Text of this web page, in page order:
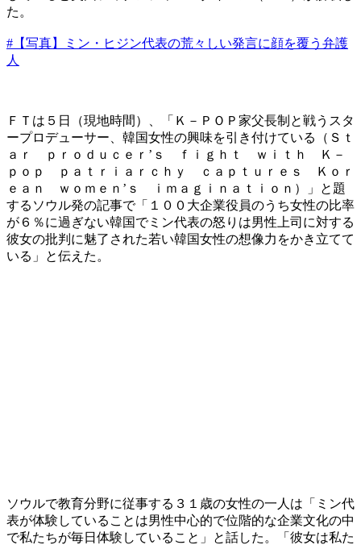
た。
#【写真】ミン・ヒジン代表の荒々しい発言に顔を覆う弁護
人
ＦＴは５日（現地時間）、「Ｋ－ＰＯＰ家父長制と戦うスタ
ープロデューサー、韓国女性の興味を引き付けている（Ｓｔ
ａｒ ｐｒｏｄｕｃｅｒ’ｓ ｆｉｇｈｔ ｗｉｔｈ Ｋ－
ｐｏｐ ｐａｔｒｉａｒｃｈｙ ｃａｐｔｕｒｅｓ Ｋｏｒ
ｅａｎ ｗｏｍｅｎ’ｓ ｉｍａｇｉｎａｔｉｏｎ）」と題
するソウル発の記事で「１００大企業役員のうち女性の比率
が６％に過ぎない韓国でミン代表の怒りは男性上司に対する
彼女の批判に魅了された若い韓国女性の想像力をかき立てて
いる」と伝えた。
ソウルで教育分野に従事する３１歳の女性の一人は「ミン代
表が体験していることは男性中心的で位階的な企業文化の中
で私たちが毎日体験していること」と話した。「彼女は私た